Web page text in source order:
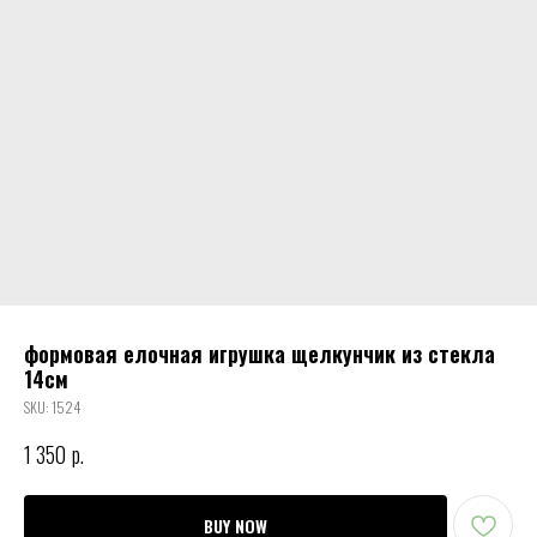
формовая елочная игрушка щелкунчик из стекла
14см
SKU:1524
1 350 р.
BUY NOW